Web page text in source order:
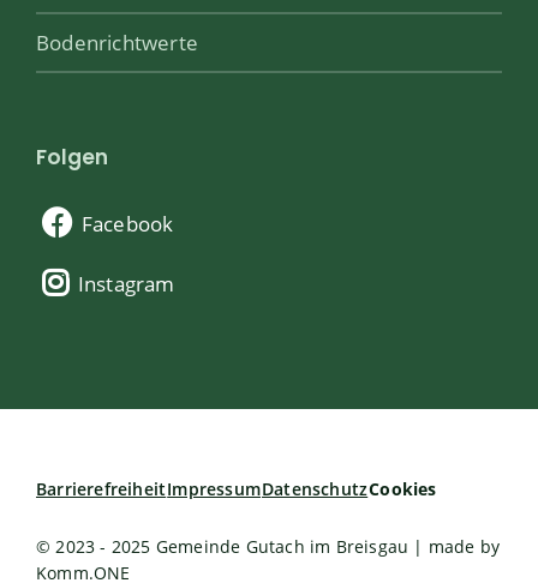
Bodenrichtwerte
Folgen
Facebook
Instagram
BarrierefreiheitImpressumDatenschutzCookies
© 2023 - 2025 Gemeinde Gutach im Breisgau | made by
Komm.ONE